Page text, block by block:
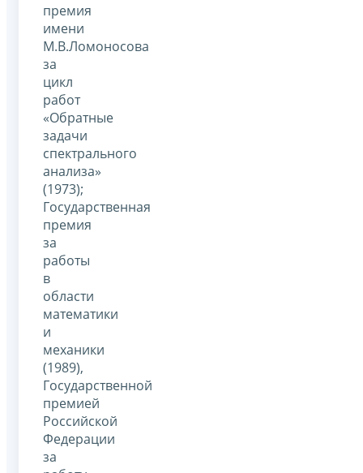
премия
имени
М.В.Ломоносова
за
цикл
работ
«Обратные
задачи
спектрального
анализа»
(1973);
Государственная
премия
за
работы
в
области
математики
и
механики
(1989),
Государственной
премией
Российской
Федерации
за